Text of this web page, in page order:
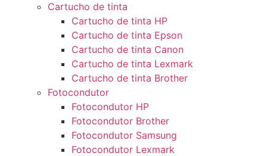
Cartucho de tinta
Cartucho de tinta HP
Cartucho de tinta Epson
Cartucho de tinta Canon
Cartucho de tinta Lexmark
Cartucho de tinta Brother
Fotocondutor
Fotocondutor HP
Fotocondutor Brother
Fotocondutor Samsung
Fotocondutor Lexmark